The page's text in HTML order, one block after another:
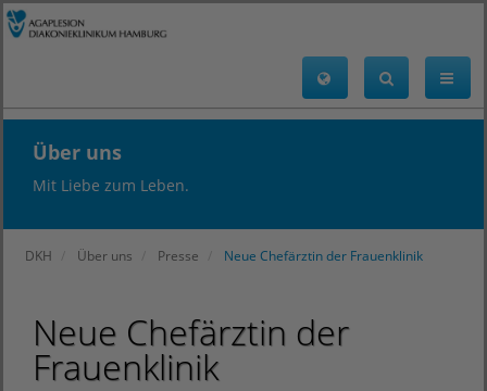
Über uns
Mit Liebe zum Leben.
DKH Über uns Presse Neue Chefärztin der Frauenklinik
Neue Chefärztin der
Frauenklinik